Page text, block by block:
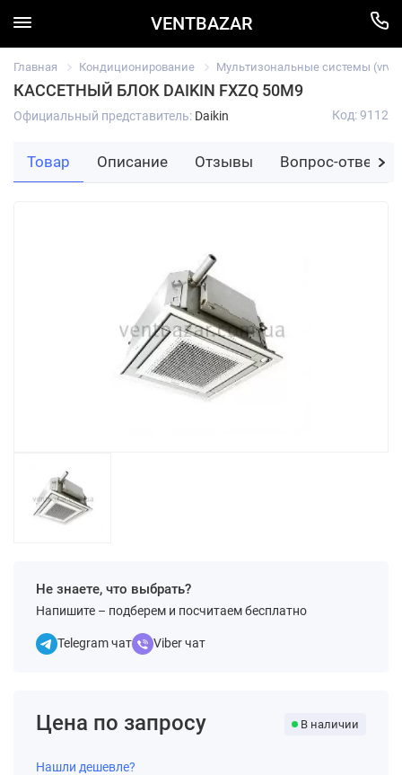
VENTBAZAR
Главная Кондиционирование Мультизональные системы (vrv/
КАССЕТНЫЙ БЛОК DAIKIN FXZQ 50M9
Официальный представитель: Daikin Код: 9112
Не знаете, что выбрать?
Напишите – подберем и посчитаем бесплатно
Telegram чат Viber чат
Цена по запросу В наличии
Нашли дешевле?
Товар Описание Отзывы Вопрос-ответ